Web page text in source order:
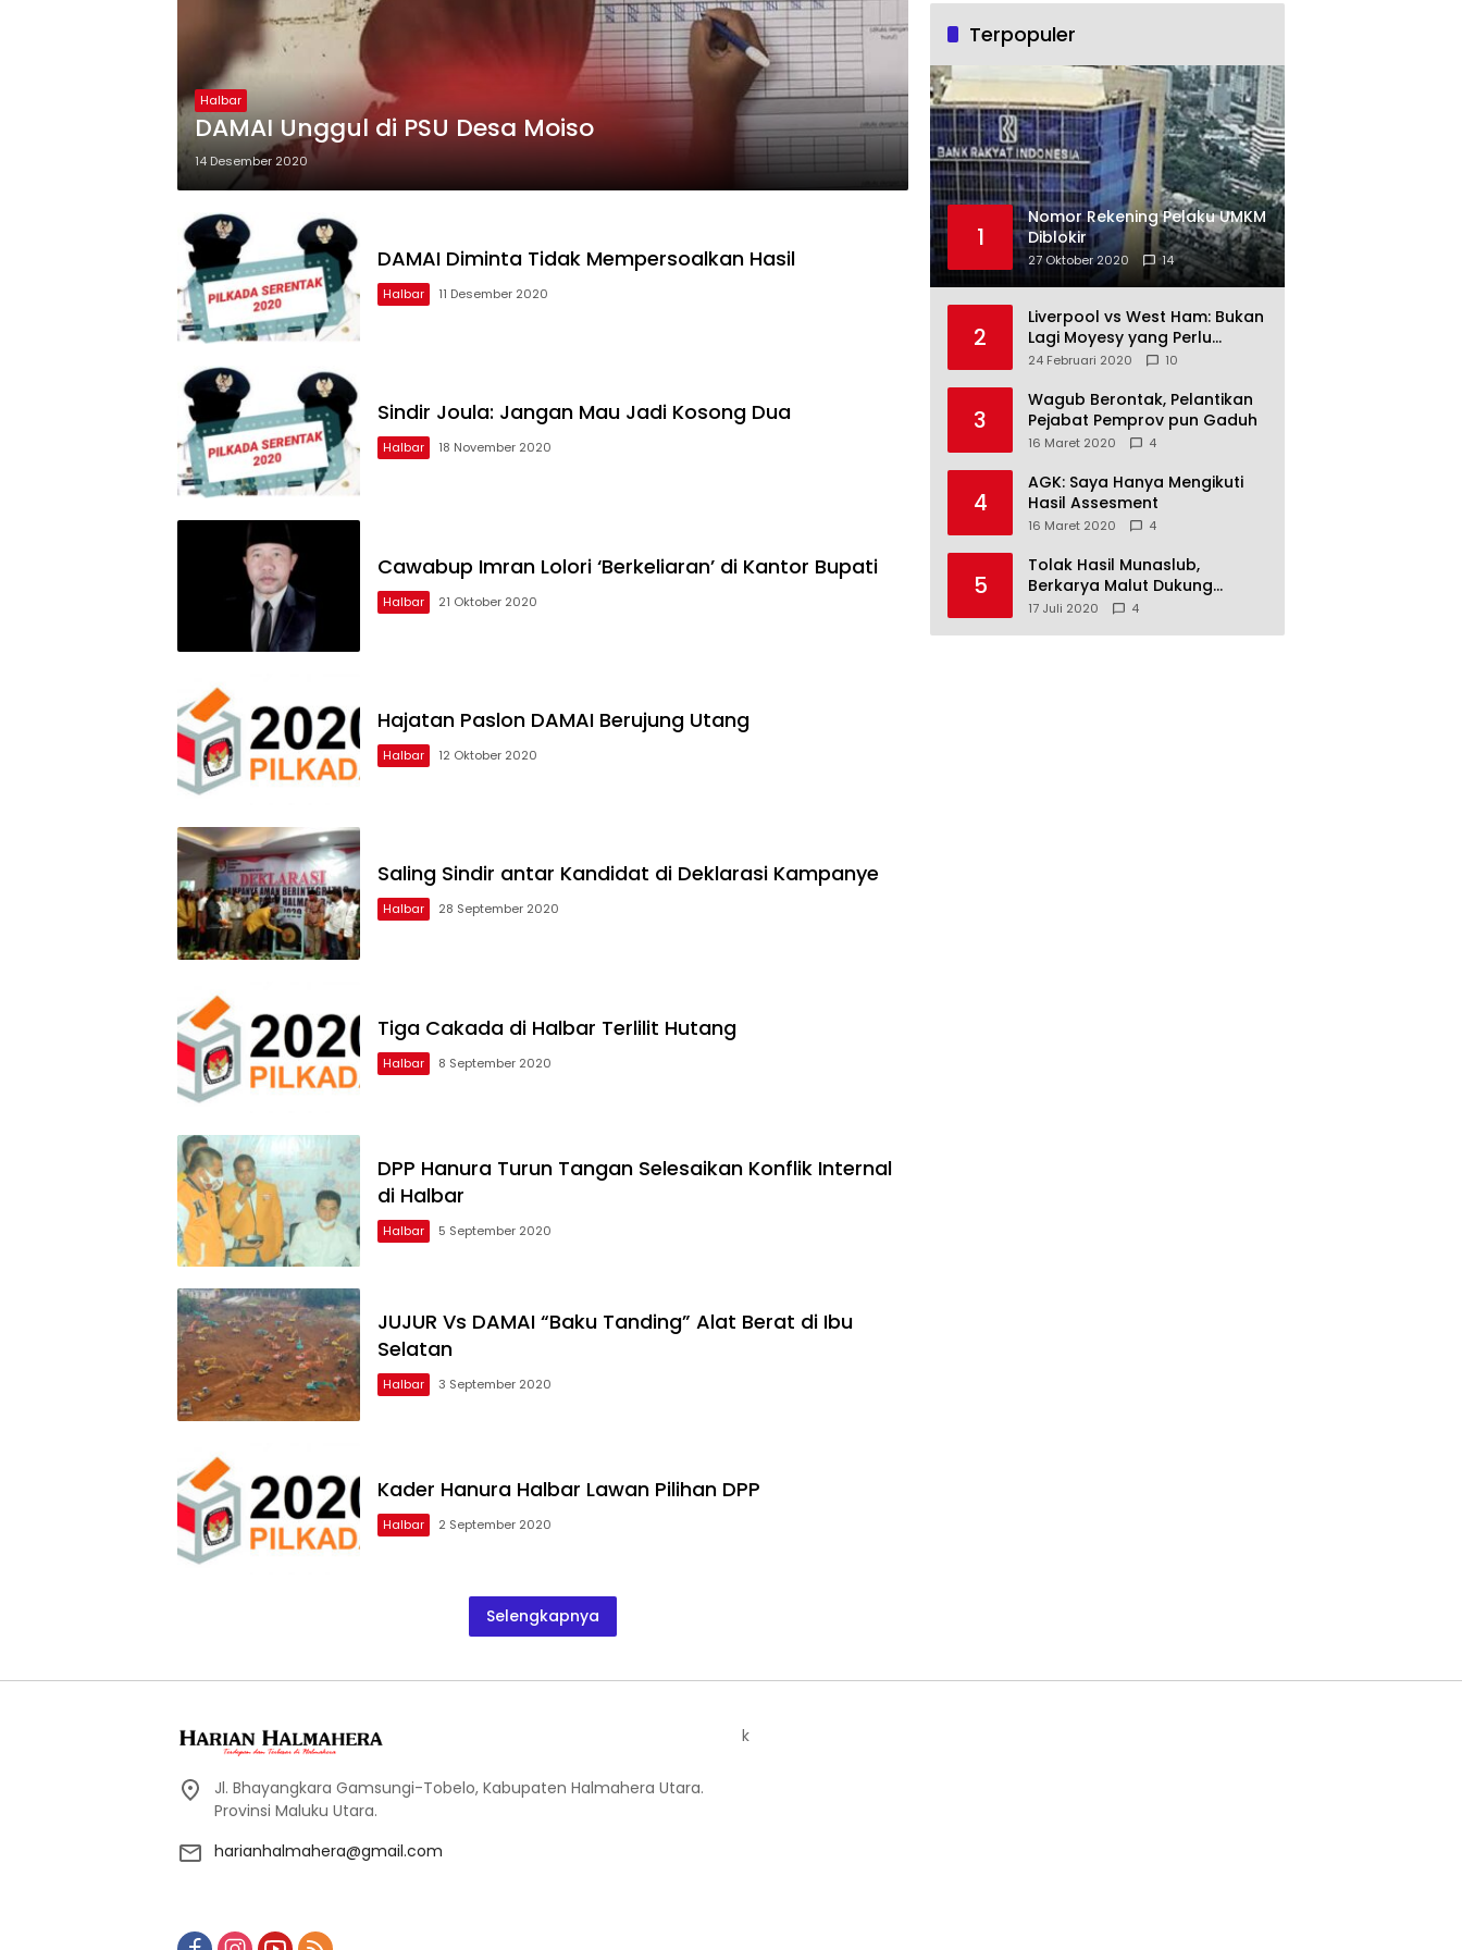
Halbar
DAMAI Unggul di PSU Desa Moiso
14 Desember 2020
DAMAI Diminta Tidak Mempersoalkan Hasil
Halbar 11 Desember 2020
Sindir Joula: Jangan Mau Jadi Kosong Dua
Halbar 18 November 2020
Cawabup Imran Lolori ‘Berkeliaran’ di Kantor Bupati
Halbar 21 Oktober 2020
Hajatan Paslon DAMAI Berujung Utang
Halbar 12 Oktober 2020
Saling Sindir antar Kandidat di Deklarasi Kampanye
Halbar 28 September 2020
Tiga Cakada di Halbar Terlilit Hutang
Halbar 8 September 2020
DPP Hanura Turun Tangan Selesaikan Konflik Internal
di Halbar
Halbar 5 September 2020
JUJUR Vs DAMAI “Baku Tanding” Alat Berat di Ibu
Selatan
Halbar 3 September 2020
Kader Hanura Halbar Lawan Pilihan DPP
Halbar 2 September 2020
Selengkapnya
Terpopuler
1
Nomor Rekening Pelaku UMKM
Diblokir
27 Oktober 2020 14
2
Liverpool vs West Ham: Bukan
Lagi Moyesy yang Perlu
Ditakuti
24 Februari 2020 10
3
Wagub Berontak, Pelantikan
Pejabat Pemprov pun Gaduh
16 Maret 2020 4
4
AGK: Saya Hanya Mengikuti
Hasil Assesment
16 Maret 2020 4
5
Tolak Hasil Munaslub,
Berkarya Malut Dukung
Tommy Soeharto
17 Juli 2020 4
Jl. Bhayangkara Gamsungi-Tobelo, Kabupaten Halmahera Utara.
Provinsi Maluku Utara.
harianhalmahera@gmail.com
k